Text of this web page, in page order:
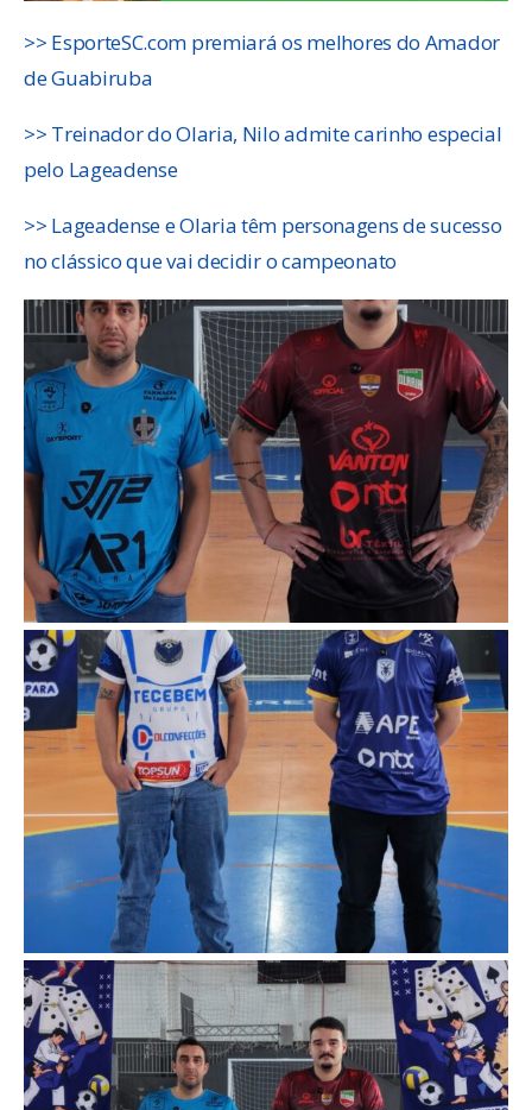
>> EsporteSC.com premiará os melhores do Amador
de Guabiruba
>> Treinador do Olaria, Nilo admite carinho especial
pelo Lageadense
>> Lageadense e Olaria têm personagens de sucesso
no clássico que vai decidir o campeonato